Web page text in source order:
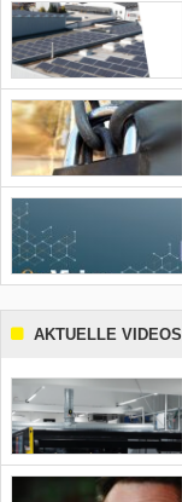
AKTUELLE VIDEOS